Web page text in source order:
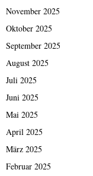
November 2025
Oktober 2025
September 2025
August 2025
Juli 2025
Juni 2025
Mai 2025
April 2025
März 2025
Februar 2025